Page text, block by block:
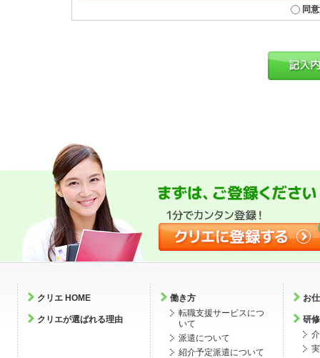
同
クリエ HOME
クリエが選ばれる理由
働き方
転職支援サービスにつ
いて
派遣について
紹介予定派遣について
お
研